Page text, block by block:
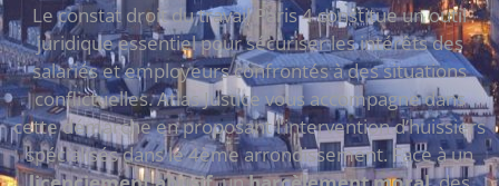
Le constat droit du travail Paris 4 constitue un outil
juridique essentiel pour sécuriser les intérêts des
salariés et employeurs confrontés à des situations
conflictuelles. Atlas Justice vous accompagne dans
cette démarche en proposant l’intervention d’huissiers
spécialisés dans le 4ème arrondissement. Face à un